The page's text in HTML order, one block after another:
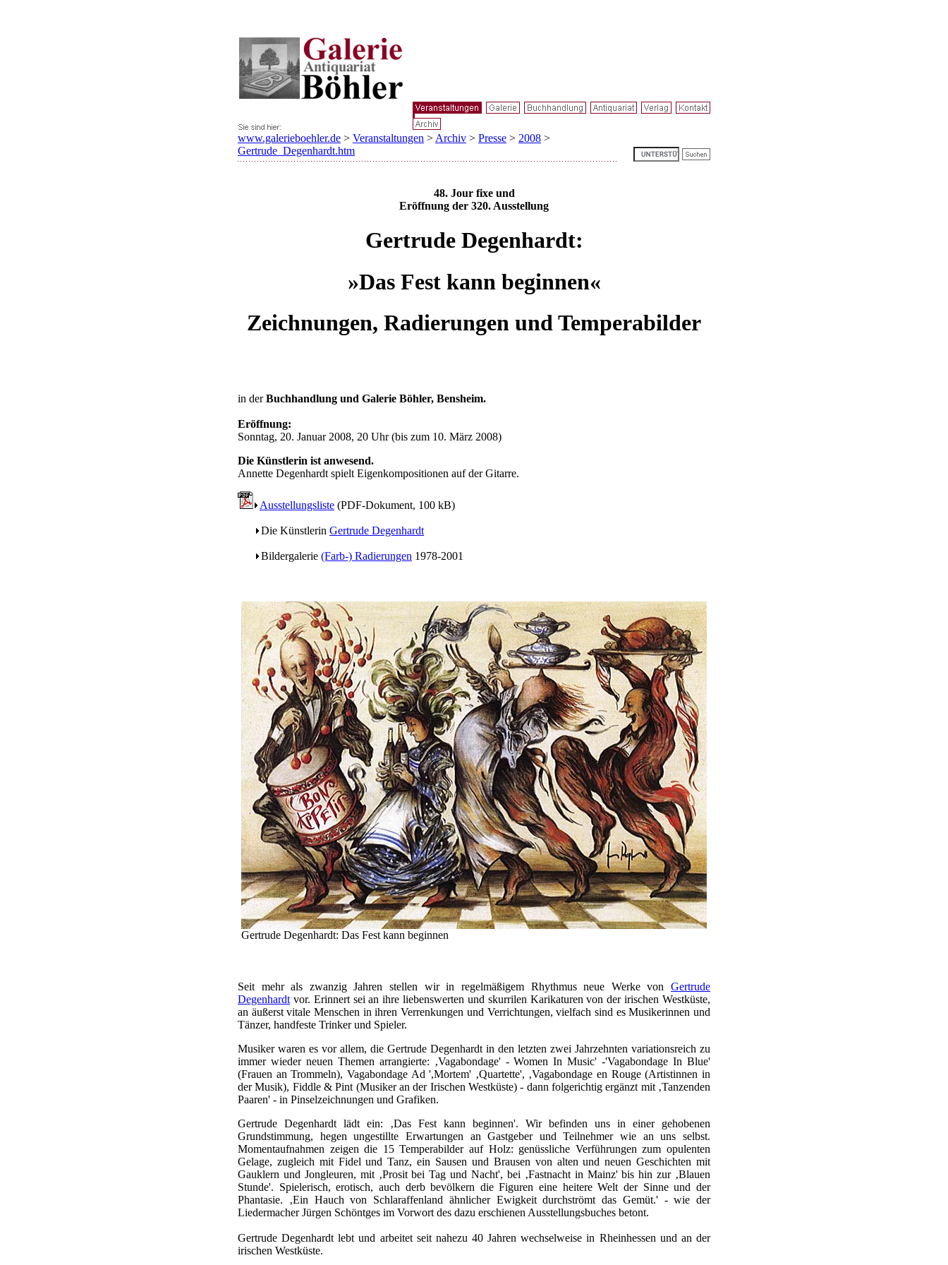
www.galerieboehler.de > Veranstaltungen > Archiv > Presse > 2008 >
Gertrude_Degenhardt.htm
48. Jour fixe und
Eröffnung der 320. Ausstellung
Gertrude Degenhardt:
»Das Fest kann beginnen«
Zeichnungen, Radierungen und Temperabilder
in derBuchhandlung und Galerie Böhler, Bensheim.
Eröffnung:
Sonntag, 20. Januar 2008, 20 Uhr (bis zum 10. März 2008)
Die Künstlerin ist anwesend.
Annette Degenhardt spielt Eigenkompositionen auf der Gitarre.
Ausstellungsliste (PDF-Dokument, 100 kB)
Die Künstlerin Gertrude Degenhardt
Bildergalerie (Farb-) Radierungen 1978-2001
Gertrude Degenhardt: Das Fest kann beginnen
Seit mehr als zwanzig Jahren stellen wir in regelmäßigem Rhythmus neue Werke von Gertrude
Degenhardt vor. Erinnert sei an ihre liebenswerten und skurrilen Karikaturen von der irischen Westküste,
an äußerst vitale Menschen in ihren Verrenkungen und Verrichtungen, vielfach sind es Musikerinnen und
Tänzer, handfeste Trinker und Spieler.
Musiker waren es vor allem, die Gertrude Degenhardt in den letzten zwei Jahrzehnten variationsreich zu
immer wieder neuen Themen arrangierte: ‚Vagabondage' - Women In Music' -'Vagabondage In Blue'
(Frauen an Trommeln), Vagabondage Ad ',Mortem' ‚Quartette', ‚Vagabondage en Rouge (Artistinnen in
der Musik), Fiddle & Pint (Musiker an der Irischen Westküste) - dann folgerichtig ergänzt mit ‚Tanzenden
Paaren' - in Pinselzeichnungen und Grafiken.
Gertrude Degenhardt lädt ein: ‚Das Fest kann beginnen'. Wir befinden uns in einer gehobenen
Grundstimmung, hegen ungestillte Erwartungen an Gastgeber und Teilnehmer wie an uns selbst.
Momentaufnahmen zeigen die 15 Temperabilder auf Holz: genüssliche Verführungen zum opulenten
Gelage, zugleich mit Fidel und Tanz, ein Sausen und Brausen von alten und neuen Geschichten mit
Gauklern und Jongleuren, mit ‚Prosit bei Tag und Nacht', bei ‚Fastnacht in Mainz' bis hin zur ‚Blauen
Stunde'. Spielerisch, erotisch, auch derb bevölkern die Figuren eine heitere Welt der Sinne und der
Phantasie. ‚Ein Hauch von Schlaraffenland ähnlicher Ewigkeit durchströmt das Gemüt.' - wie der
Liedermacher Jürgen Schöntges im Vorwort des dazu erschienen Ausstellungsbuches betont.
Gertrude Degenhardt lebt und arbeitet seit nahezu 40 Jahren wechselweise in Rheinhessen und an der
irischen Westküste.